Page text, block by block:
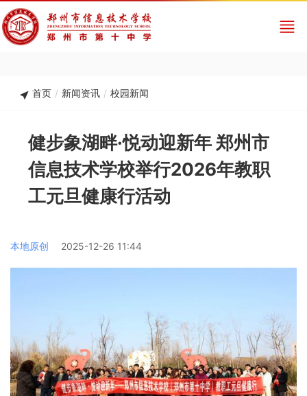
首页 / 新闻资讯 / 校园新闻
健步象湖畔·悦动迎新年 郑州市
信息技术学校举行2026年教职
工元旦健康行活动
本地原创 2025-12-26 11:44